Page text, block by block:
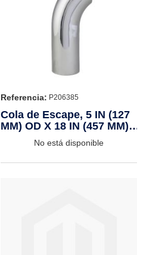
Referencia: P206385
Cola de Escape, 5 IN (127
MM) OD X 18 IN (457 MM)
CHROMENo está disponible